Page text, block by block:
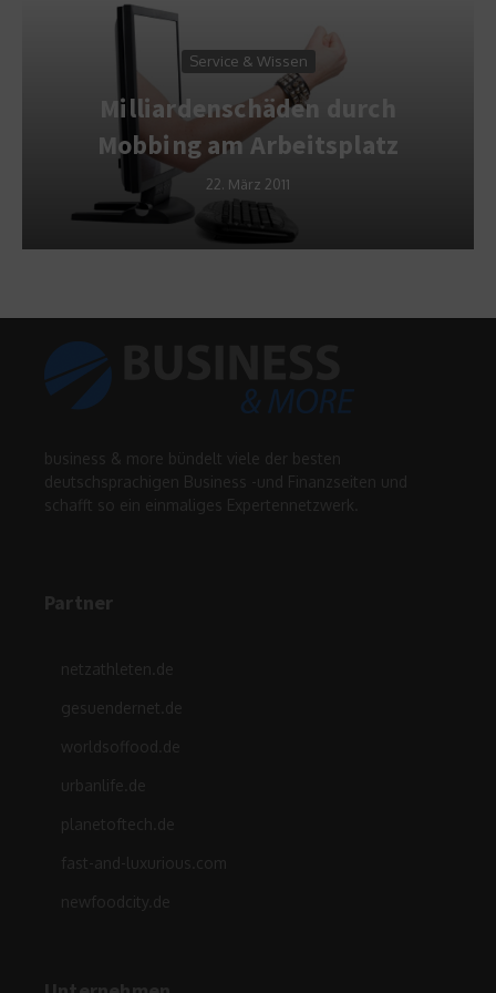
Service & Wissen
Milliardenschäden durch
Mobbing am Arbeitsplatz
22. März 2011
business & more bündelt viele der besten
deutschsprachigen Business -und Finanzseiten und
schafft so ein einmaliges Expertennetzwerk.
Partner
netzathleten.de
gesuendernet.de
worldsoffood.de
urbanlife.de
planetoftech.de
fast-and-luxurious.com
newfoodcity.de